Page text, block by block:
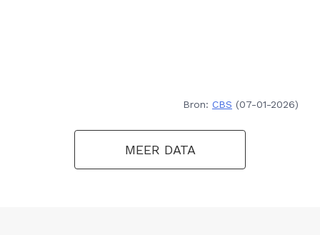
Bron: CBS (07-01-2026)
MEER DATA